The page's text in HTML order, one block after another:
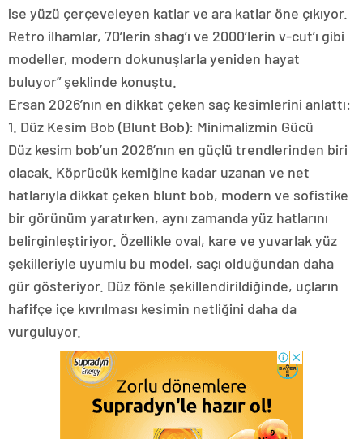
ise yüzü çerçeveleyen katlar ve ara katlar öne çıkıyor.
Retro ilhamlar, 70’lerin shag’ı ve 2000’lerin v-cut’ı gibi
modeller, modern dokunuşlarla yeniden hayat
buluyor” şeklinde konuştu.
Ersan 2026’nın en dikkat çeken saç kesimlerini anlattı:
1. Düz Kesim Bob (Blunt Bob): Minimalizmin Gücü
Düz kesim bob’un 2026’nın en güçlü trendlerinden biri
olacak. Köprücük kemiğine kadar uzanan ve net
hatlarıyla dikkat çeken blunt bob, modern ve sofistike
bir görünüm yaratırken, aynı zamanda yüz hatlarını
belirginleştiriyor. Özellikle oval, kare ve yuvarlak yüz
şekilleriyle uyumlu bu model, saçı olduğundan daha
gür gösteriyor. Düz fönle şekillendirildiğinde, uçların
hafifçe içe kıvrılması kesimin netliğini daha da
vurguluyor.